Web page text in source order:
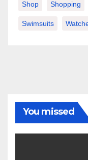
Shop Shopping
Swimsuits
You missed